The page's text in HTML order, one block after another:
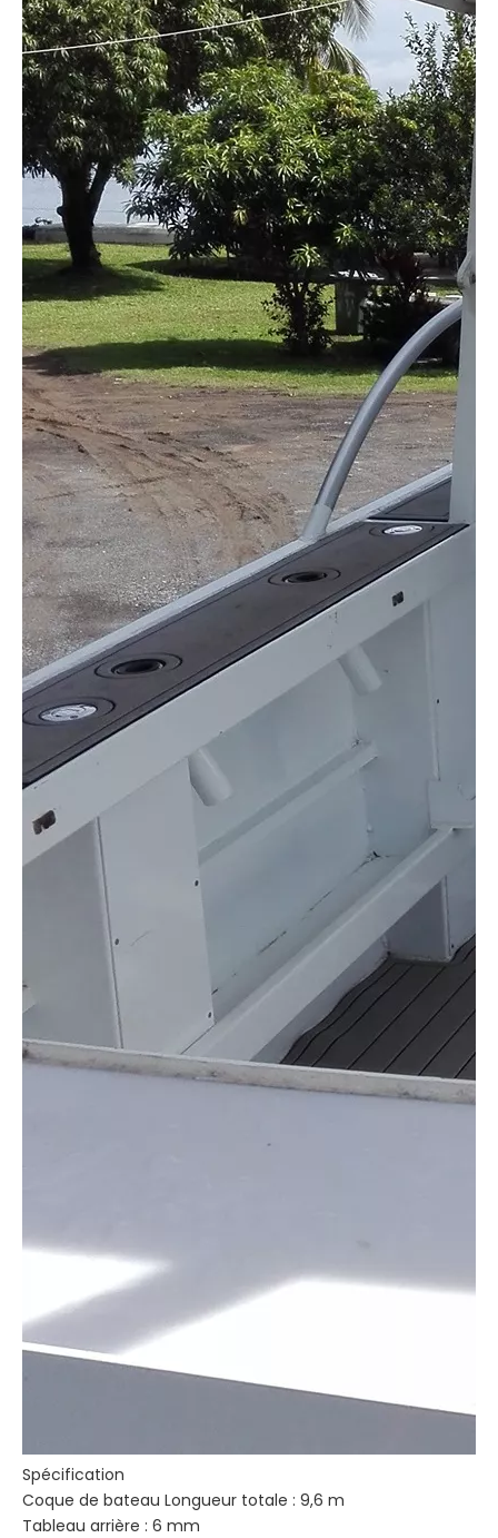
Spécification
Coque de bateau Longueur totale : 9,6 m
Tableau arrière : 6 mm